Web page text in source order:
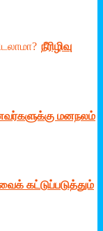
நீரிழிவு
மனநலம்
­கட்­டுப்­ப­டுத்தும்